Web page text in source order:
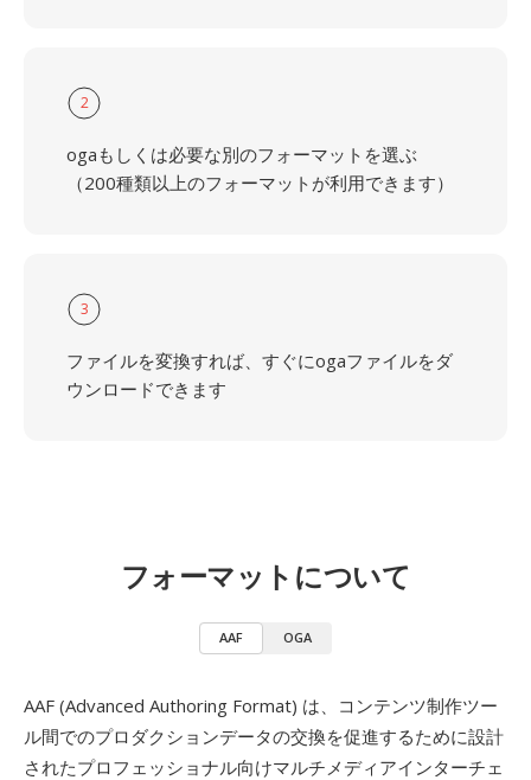
2
ogaもしくは必要な別のフォーマットを選ぶ
（200種類以上のフォーマットが利用できます）
3
ファイルを変換すれば、すぐにogaファイルをダ
ウンロードできます
フォーマットについて
AAF OGA
AAF (Advanced Authoring Format) は、コンテンツ制作ツー
ル間でのプロダクションデータの交換を促進するために設計
されたプロフェッショナル向けマルチメディアインターチェ